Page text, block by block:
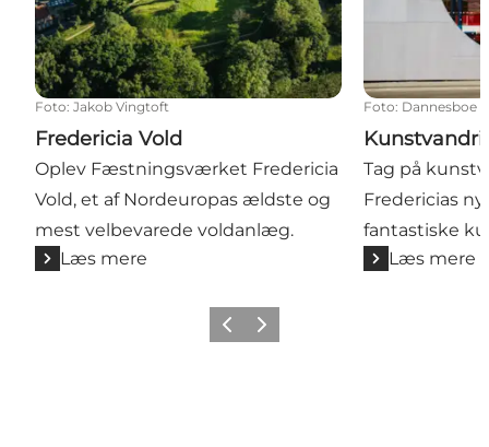
Foto: Jakob Vingtoft
Fredericia Vold
Oplev Fæstningsværket Fredericia
Vold, et af Nordeuropas ældste og
mest velbevarede voldanlæg.
Læs mere
Foto: Dannesboe
Tag på
Fredericias
fantastiske
Læs mere
Forrige billede
Næste billede